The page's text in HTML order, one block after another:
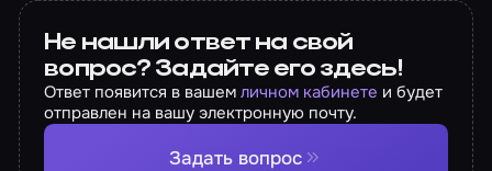
Не нашли ответ на свой
вопрос? Задайте его здесь!
Ответ появится в вашемличном кабинете и будет
отправлен на вашу электронную почту.
Задать вопрос